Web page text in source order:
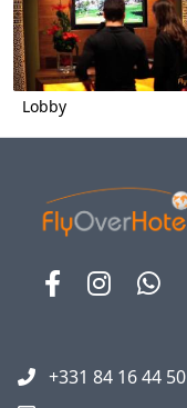
Lobby
Fuego Latino
+331 84 16 44 50